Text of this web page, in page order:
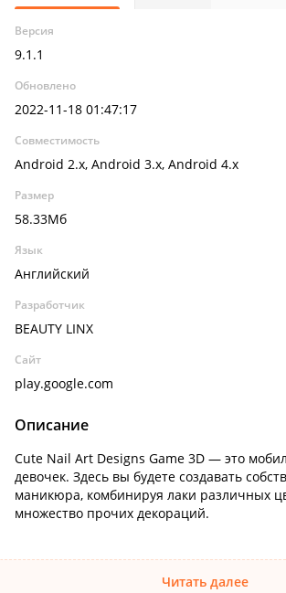
Версия
9.1.1
Обновлено
2022-11-18 01:47:17
Совместимость
Android 2.x, Android 3.x, Android 4.x
Размер
58.33Мб
Язык
Английский
Разработчик
BEAUTY LINX
Сайт
play.google.com
Описание
Cute Nail Art Designs Game 3D — это
девочек. Здесь вы будете создавать
маникюра, комбинируя лаки различных
множество прочих декораций.
Читать далее